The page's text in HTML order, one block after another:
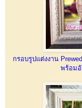
กรอบรูปแต่งงาน
พร้อมอั